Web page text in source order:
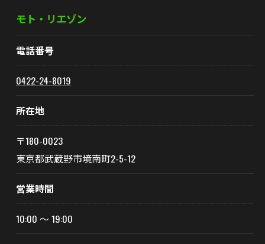
モト・リエゾン
電話番号
0422-24-8019
所在地
〒180-0023
東京都武蔵野市境南町2-5-12
営業時間
10:00 〜 19:00